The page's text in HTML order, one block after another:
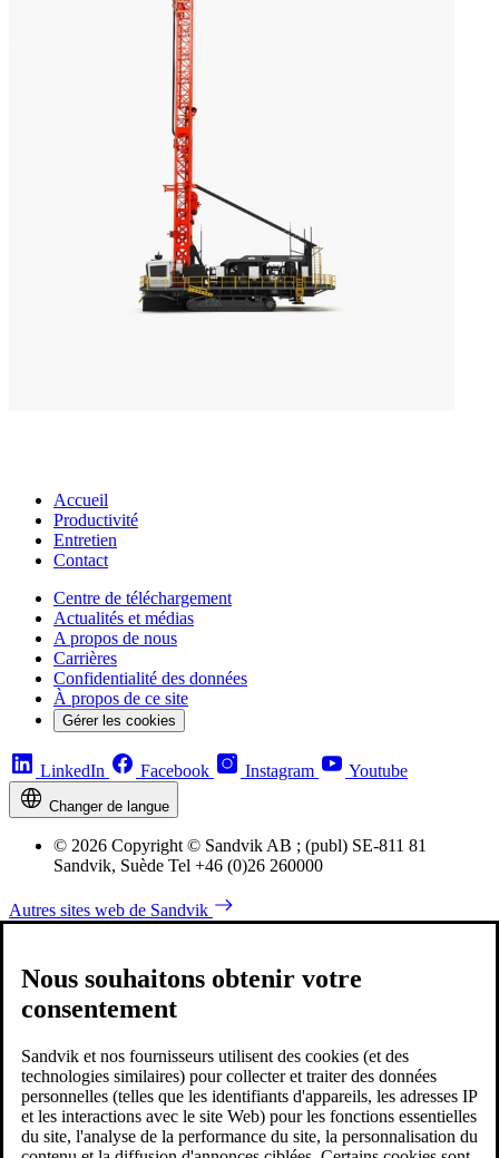
Accueil
Productivité
Entretien
Contact
Centre de téléchargement
Actualités et médias
A propos de nous
Carrières
Confidentialité des données
À propos de ce site
Gérer les cookies
LinkedIn Facebook Instagram Youtube
Changer de langue
© 2026 Copyright © Sandvik AB ; (publ) SE-811 81
Sandvik, Suède Tel +46 (0)26 260000
Autres sites web de Sandvik
Nous souhaitons obtenir votre
consentement
Sandvik et nos fournisseurs utilisent des cookies (et des
technologies similaires) pour collecter et traiter des données
personnelles (telles que les identifiants d'appareils, les adresses IP
et les interactions avec le site Web) pour les fonctions essentielles
du site, l'analyse de la performance du site, la personnalisation du